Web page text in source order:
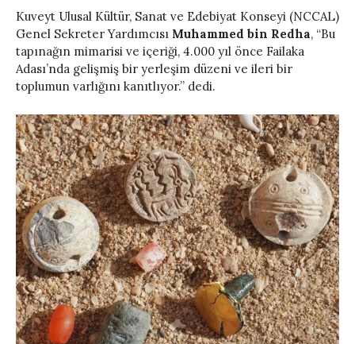
Kuveyt Ulusal Kültür, Sanat ve Edebiyat Konseyi (NCCAL)
Genel Sekreter Yardımcısı Muhammed bin Redha, “Bu
tapınağın mimarisi ve içeriği, 4.000 yıl önce Failaka
Adası’nda gelişmiş bir yerleşim düzeni ve ileri bir
toplumun varlığını kanıtlıyor.” dedi.